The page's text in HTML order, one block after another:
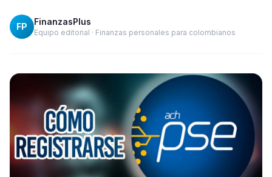
FP FinanzasPlus
Equipo editorial · Finanzas personales para colombianos